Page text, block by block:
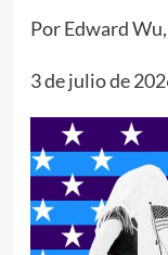
Por Edward
3 de julio de